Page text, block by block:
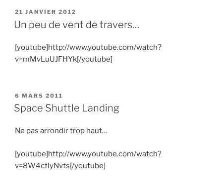
PUBLIÉ
LE
21 JANVIER 2012
Un peu de vent de travers…
[youtube]http://www.youtube.com/watch?
v=mMvLuUJFHYk[/youtube]
PUBLIÉ
LE
6 MARS 2011
Space Shuttle Landing
Ne pas arrondir trop haut…
[youtube]http://www.youtube.com/watch?
v=8W4cfIyNvts[/youtube]